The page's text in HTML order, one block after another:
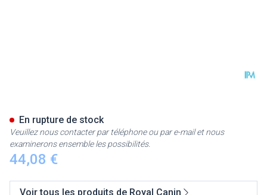
44,08 €
En rupture de stock
Veuillez nous contacter par téléphone ou par e-mail et nous
examinerons ensemble les possibilités.
Voir tous les produits de Royal Canin